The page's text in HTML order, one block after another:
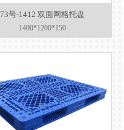
73号-1412 双面网格托盘
1400*1200*150